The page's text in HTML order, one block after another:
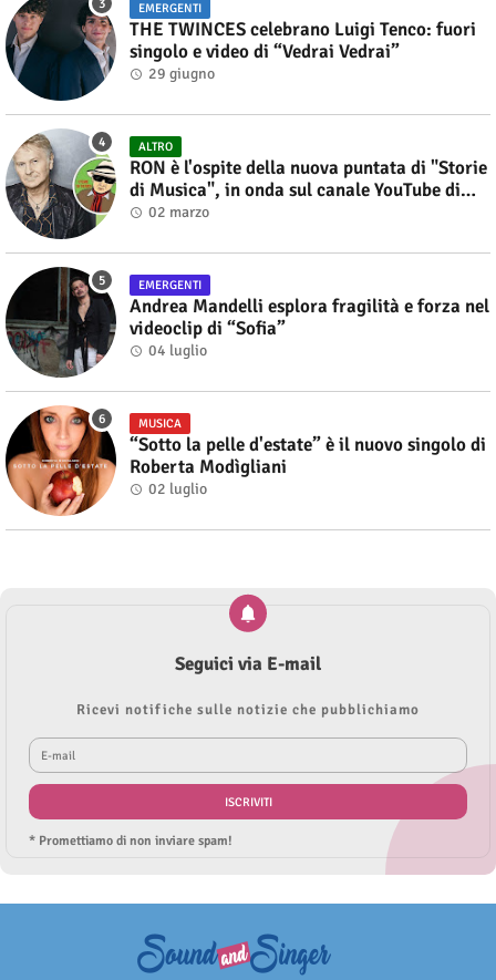
EMERGENTI
THE TWINCES celebrano Luigi Tenco: fuori
singolo e video di “Vedrai Vedrai”
29 giugno
ALTRO
RON è l'ospite della nuova puntata di "Storie
di Musica", in onda sul canale YouTube di
Alberto Salerno
02 marzo
EMERGENTI
Andrea Mandelli esplora fragilità e forza nel
videoclip di “Sofia”
04 luglio
MUSICA
“Sotto la pelle d'estate” è il nuovo singolo di
Roberta Modìgliani
02 luglio
Seguici via E-mail
Ricevi notifiche sulle notizie che pubblichiamo
* Promettiamo di non inviare spam!